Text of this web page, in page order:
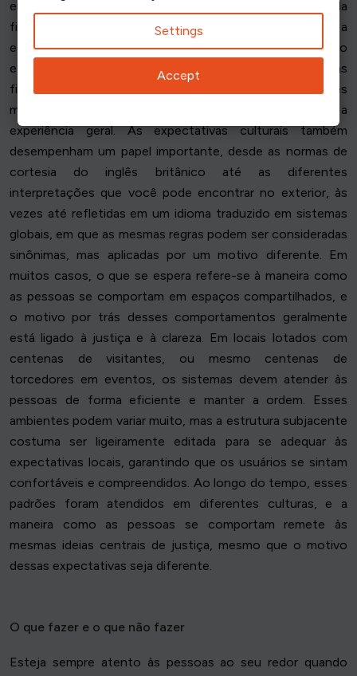
em que o movimento ordenado, o comprimento estável da
fila e o tempo de atendimento previsível ajudam a manter a
equidade em uma fila de espera e apoiam o gerenciamento
eficaz. Entender como as pessoas interagem em várias
filas e como as redes de filas funcionam em ambientes
movimentados pode reduzir o atrito e melhorar a
experiência geral. As expectativas culturais também
desempenham um papel importante, desde as normas de
cortesia do inglês britânico até as diferentes
interpretações que você pode encontrar no exterior, às
vezes até refletidas em um idioma traduzido em sistemas
globais, em que as mesmas regras podem ser consideradas
sinônimas, mas aplicadas por um motivo diferente. Em
muitos casos, o que se espera refere-se à maneira como
as pessoas se comportam em espaços compartilhados, e
o motivo por trás desses comportamentos geralmente
está ligado à justiça e à clareza. Em locais lotados com
centenas de visitantes, ou mesmo centenas de
torcedores em eventos, os sistemas devem atender às
pessoas de forma eficiente e manter a ordem. Esses
ambientes podem variar muito, mas a estrutura subjacente
costuma ser ligeiramente editada para se adequar às
expectativas locais, garantindo que os usuários se sintam
confortáveis e compreendidos. Ao longo do tempo, esses
padrões foram atendidos em diferentes culturas, e a
maneira como as pessoas se comportam remete às
mesmas ideias centrais de justiça, mesmo que o motivo
dessas expectativas seja diferente.
O que fazer e o que não fazer
Esteja sempre atento às pessoas ao seu redor quando
Settings
Accept